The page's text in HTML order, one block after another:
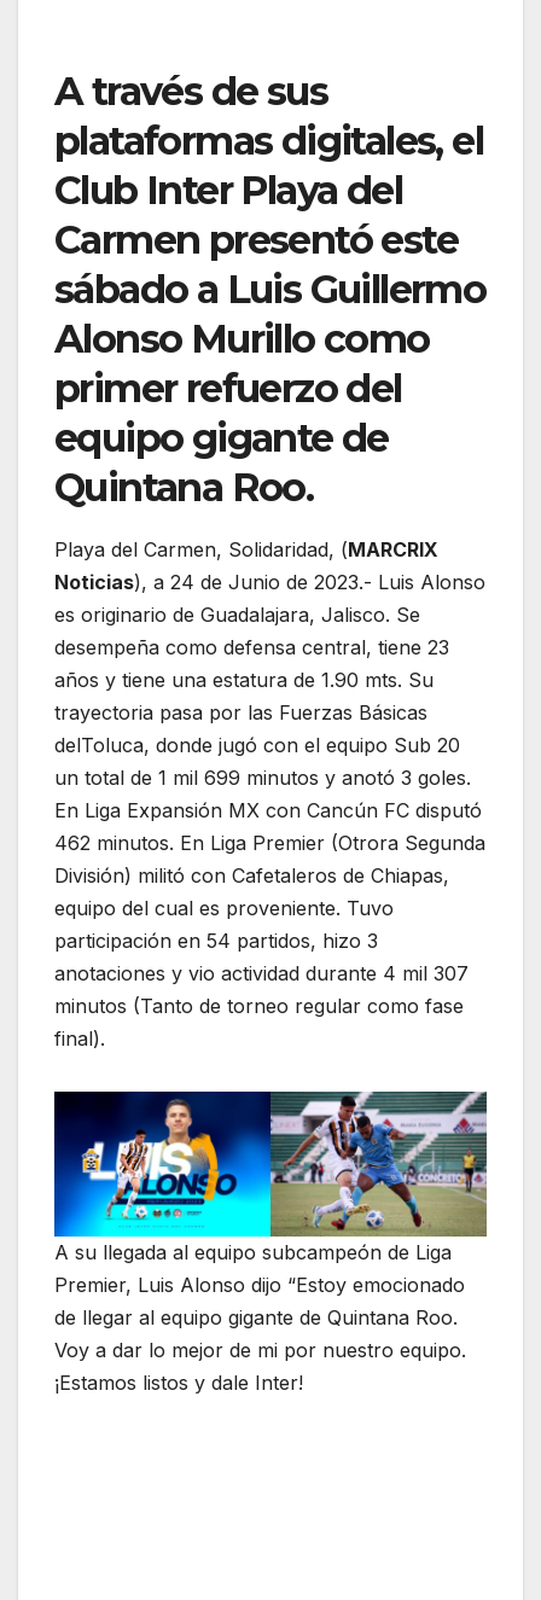
A través de sus
plataformas digitales, el
Club Inter Playa del
Carmen presentó este
sábado a Luis Guillermo
Alonso Murillo como
primer refuerzo del
equipo gigante de
Quintana Roo.
Playa del Carmen, Solidaridad, (MARCRIX
Noticias), a 24 de Junio de 2023.- Luis Alonso
es originario de Guadalajara, Jalisco. Se
desempeña como defensa central, tiene 23
años y tiene una estatura de 1.90 mts. Su
trayectoria pasa por las Fuerzas Básicas
delToluca, donde jugó con el equipo Sub 20
un total de 1 mil 699 minutos y anotó 3 goles.
En Liga Expansión MX con Cancún FC disputó
462 minutos. En Liga Premier (Otrora Segunda
División) militó con Cafetaleros de Chiapas,
equipo del cual es proveniente. Tuvo
participación en 54 partidos, hizo 3
anotaciones y vio actividad durante 4 mil 307
minutos (Tanto de torneo regular como fase
final).
A su llegada al equipo subcampeón de Liga
Premier, Luis Alonso dijo “Estoy emocionado
de llegar al equipo gigante de Quintana Roo.
Voy a dar lo mejor de mi por nuestro equipo.
¡Estamos listos y dale Inter!